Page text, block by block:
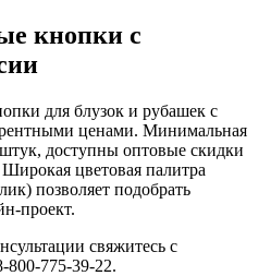
кнопки с
для блузок и рубашек с
ценами. Минимальная
доступны оптовые скидки
цветовая палитра
позволяет подобрать
проект.
свяжитесь с
800-775-39-22.